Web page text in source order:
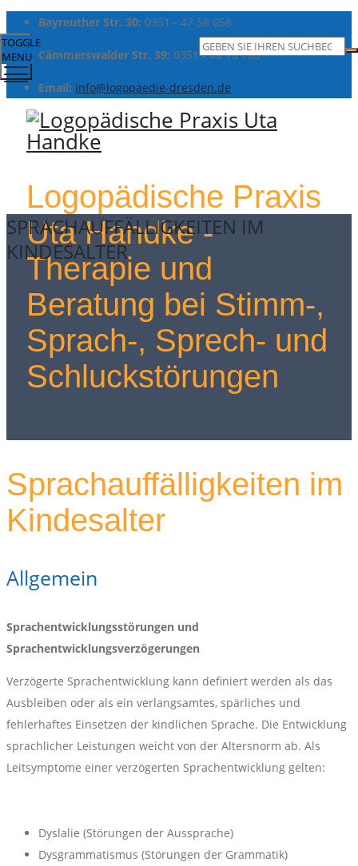
Bayreuther Str. 30: 0351 - 47 58 058
Cämmerswalder Str. 39: 0351 - 40 16 763
Email: info@logopaedie-dresden.de
Logopädische Praxis
Uta Handke -
Therapie und
Beratung bei Stimm-,
Sprach-, Sprech- und
Schluckstörungen
TOGGLE
MENU
SPRACHAUFFÄLLIGKEITEN IM
KINDESALTER
Sprachauffälligkeiten im
Kindesalter
Allgemein
Sprachentwicklungsstörungen und
Sprachentwicklungsverzögerungen
Verzögerte Sprachentwicklung kann definiert werden als das
Ausbleiben oder als ein verlangsamtes, spärliches und
fehlerhaftes Einsetzen der kindlichen Sprache. Die Entwicklung
sprachlicher Leistungen weicht von der Altersnorm ab. Als
Leitsymptome einer verzögerten Sprachentwicklung gelten:
Dyslalie (Störungen der Aussprache)
Dysgrammatismus (Störungen der Grammatik)